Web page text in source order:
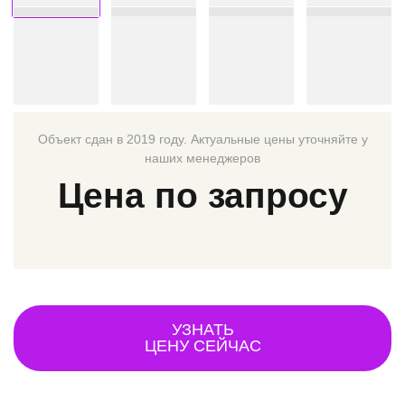
Объект сдан в 2019 году. Актуальные цены уточняйте у
наших менеджеров
Цена по запросу
УЗНАТЬ
ЦЕНУ СЕЙЧАС